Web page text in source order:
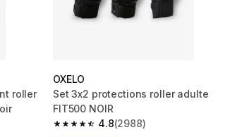
roller
OXELO
Set 3x2 protections roller adulte
FIT500 NOIR
4.8
4.8 out of 5 stars from 2988 reviews
(2988)